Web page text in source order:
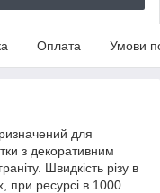
Оплата Умови
для
з декоративним
Швидкість різу в
при ресурсі в 1000